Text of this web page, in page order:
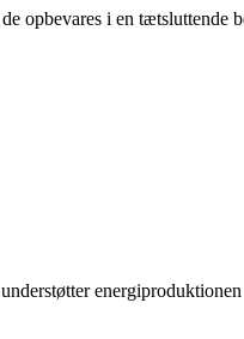
opbevares i en tætsluttende